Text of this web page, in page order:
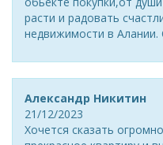
расти и радовать
недвижимости в
Александр Никитин
21/12/2023
Хочется сказать